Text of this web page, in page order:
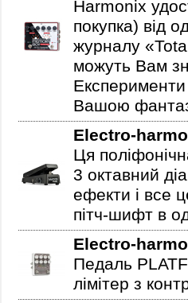
Harmonix
покупка) від
журналу
можуть Вам
Вашою
Electro-
Ця
3 октавний
ефекти і все
пітч-шифт в
Electro-
Педаль
лімітер з